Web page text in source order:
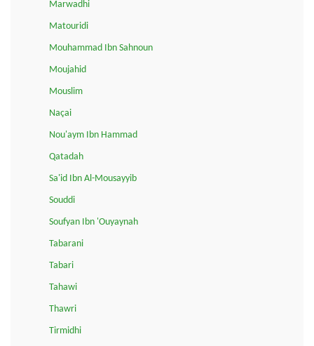
Marwadhi
Matouridi
Mouhammad Ibn Sahnoun
Moujahid
Mouslim
Naçai
Nou'aym Ibn Hammad
Qatadah
Sa'id Ibn Al-Mousayyib
Souddi
Soufyan Ibn 'Ouyaynah
Tabarani
Tabari
Tahawi
Thawri
Tirmidhi